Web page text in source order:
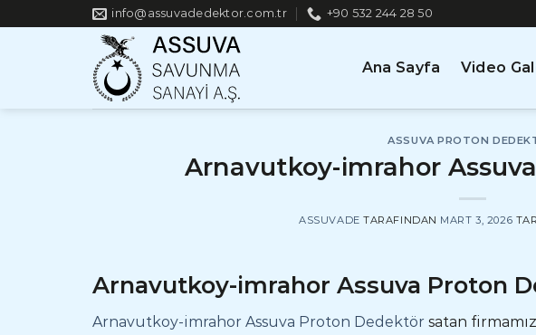
atla
info@assuvadedektor.com.tr +90 532 244 28 50
Ana Sayfa Video
ASSUVA PROTON
Arnavutkoy-imrahor
ASSUVADE TARAFINDAN MART 3, 2026
Arnavutkoy-imrahor Assuva Proton
Arnavutkoy-imrahor Assuva Proton Dedektör satan